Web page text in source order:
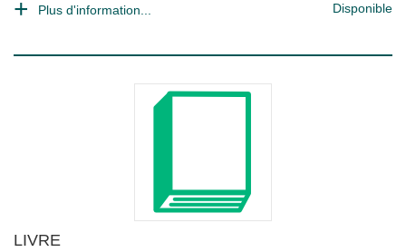
Plus d'information... Disponible
LIVRE